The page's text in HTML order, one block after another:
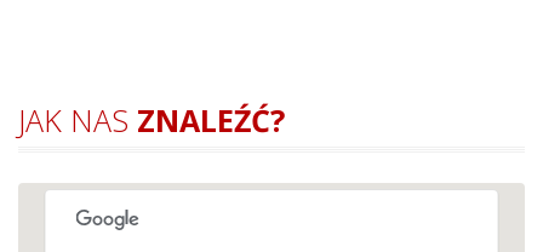
JAK NAS ZNALEŹĆ?